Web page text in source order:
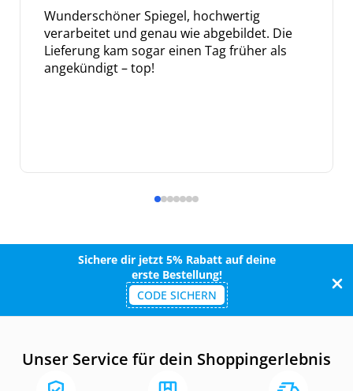
Wunderschöner Spiegel, hochwertig
verarbeitet und genau wie abgebildet. Die
Lieferung kam sogar einen Tag früher als
angekündigt – top!
Sichere dir jetzt 5% Rabatt auf deine
erste Bestellung!
CODE SICHERN
Unser Service für dein Shoppingerlebnis